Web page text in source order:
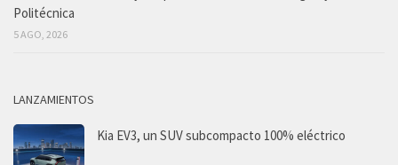
Politécnica
5 AGO, 2026
LANZAMIENTOS
Kia EV3, un SUV subcompacto 100% eléctrico